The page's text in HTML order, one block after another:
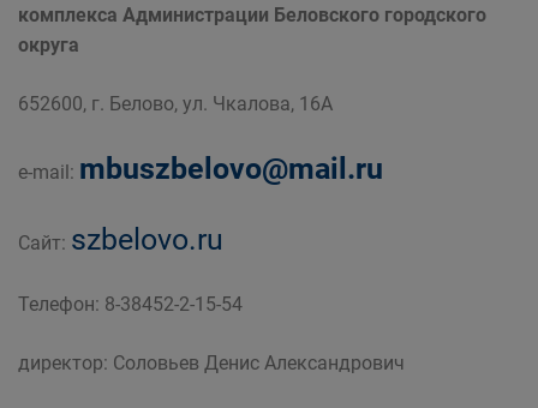
Управление жилищно-комунального и
Беловского городского округа
комплекса Администрации Беловского городского
округа
652600, г. Белово, ул. Чкалова, 16А
e-mail: mbuszbelovo@mail.ru
Сайт: szbelovo.ru
Телефон: 8-38452-2-15-54
директор: Соловьев Денис Александрович